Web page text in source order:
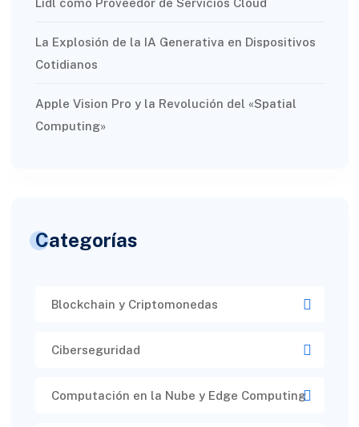
La Explosión de la IA Generativa en Dispositivos
Cotidianos
Apple Vision Pro y la Revolución del «Spatial
Computing»
Categorías
Blockchain y Criptomonedas
Ciberseguridad​
Computación en la Nube y Edge Computing